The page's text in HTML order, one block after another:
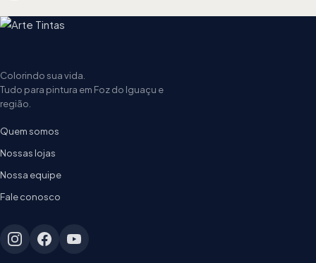
Colorindo sua vida.
Tudo para pintura em Foz do Iguaçu e
região.
Quem somos
Nossas lojas
Nossa equipe
Fale conosco